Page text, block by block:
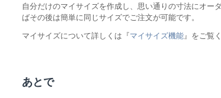
自分だけのマイサイズを作成し、思い通りの寸法にオ
ばその後は簡単に同じサイズでご注文が可能です。
マイサイズについて詳しくは『マイサイズ機能』をご覧
あとで